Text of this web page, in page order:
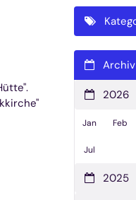
Archiv
2026
Jan Feb
Jul
2025